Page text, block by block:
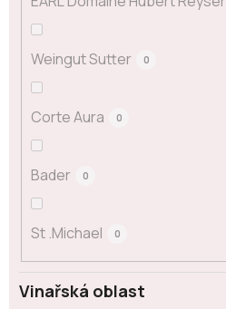
Weingut Sutter 0
Corte Aura 0
Bader 0
St .Michael 0
Vinařská oblast